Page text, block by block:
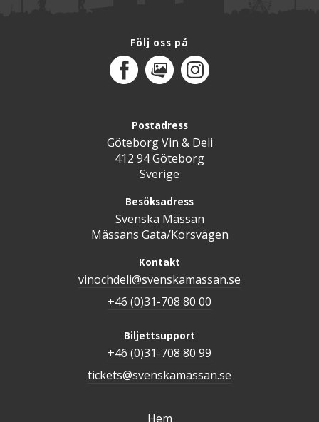
Följ oss på
FacebookMediaPortal
Instagram
Postadress
Göteborg Vin & Deli
412 94 Göteborg
Sverige
Besöksadress
Svenska Mässan
Mässans Gata/Korsvägen
Kontakt
vinochdeli@svenskamassan.se
+46 (0)31-708 80 00
Biljettsupport
+46 (0)31-708 80 99
tickets@svenskamassan.se
Hem